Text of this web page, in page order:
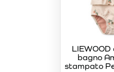
bagno
stampato